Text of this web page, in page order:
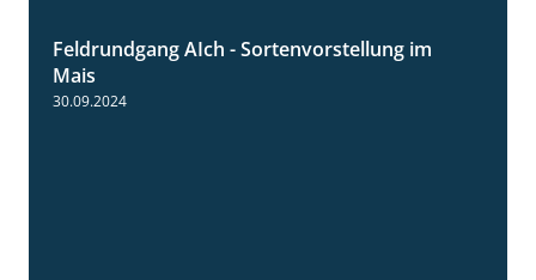
11:24
Feldrundgang AIch - Sortenvorstellung im
Mais
30.09.2024